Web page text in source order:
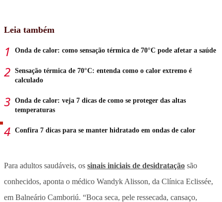
Leia também
Onda de calor: como sensação térmica de 70°C pode afetar a saúde
Sensação térmica de 70°C: entenda como o calor extremo é
calculado
Onda de calor: veja 7 dicas de como se proteger das altas
temperaturas
Confira 7 dicas para se manter hidratado em ondas de calor
Para adultos saudáveis, os sinais iniciais de desidratação são
conhecidos, aponta o médico Wandyk Alisson, da Clínica Eclissée,
em Balneário Camboriú. “Boca seca, pele ressecada, cansaço,